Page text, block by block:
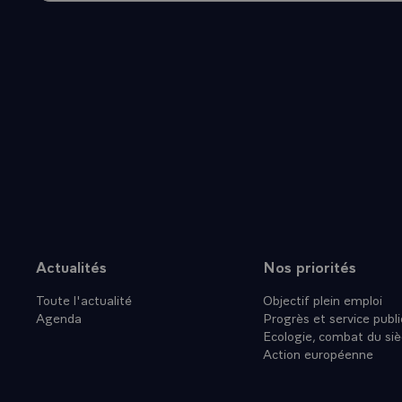
PLUS DE
HISTOIRE,
QUI ETAIT
DRAPEAU
EUX,
L'OCEAN
ATTITUDE
PEUPLE
LA
NOUS
ET VIS-A-
Plan du site
Actualités
Toute l'actualité
Agenda
Nos priorités
Objectif plein emploi
Progrès et service
Ecologie, combat du
Action européenne